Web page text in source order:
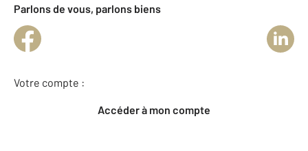
Parlons de vous, parlons biens
Votre compte :
Accéder à mon compte